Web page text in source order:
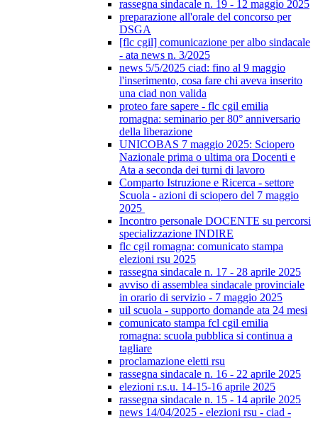
rassegna sindacale n. 19 - 12 maggio 2025
preparazione all'orale del concorso per
DSGA
[flc cgil] comunicazione per albo sindacale
- ata news n. 3/2025
news 5/5/2025 ciad: fino al 9 maggio
l'inserimento, cosa fare chi aveva inserito
una ciad non valida
proteo fare sapere - flc cgil emilia
romagna: seminario per 80° anniversario
della liberazione
UNICOBAS 7 maggio 2025: Sciopero
Nazionale prima o ultima ora Docenti e
Ata a seconda dei turni di lavoro
Comparto Istruzione e Ricerca - settore
Scuola - azioni di sciopero del 7 maggio
2025
Incontro personale DOCENTE su percorsi
specializzazione INDIRE
flc cgil romagna: comunicato stampa
elezioni rsu 2025
rassegna sindacale n. 17 - 28 aprile 2025
avviso di assemblea sindacale provinciale
in orario di servizio - 7 maggio 2025
uil scuola - supporto domande ata 24 mesi
comunicato stampa fcl cgil emilia
romagna: scuola pubblica si continua a
tagliare
proclamazione eletti rsu
rassegna sindacale n. 16 - 22 aprile 2025
elezioni r.s.u. 14-15-16 aprile 2025
rassegna sindacale n. 15 - 14 aprile 2025
news 14/04/2025 - elezioni rsu - ciad -